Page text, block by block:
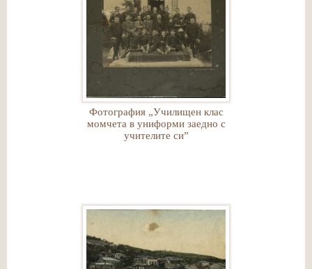
Фотография „Училищен клас
момчета в униформи заедно с
учителите си”